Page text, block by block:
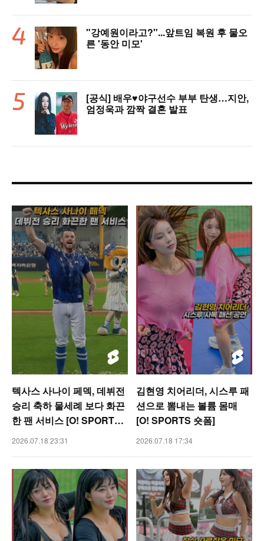
"강예원이라고?"...앞트임 복원 후 물오
른 '동안 미모'
[공식] 배우♥야구선수 부부 탄생…지안,
엄정욱과 깜짝 결혼 발표
텍사스 사나이 페덱, 데뷔전
승리 축하 물세례 보다 화끈
한 팬 서비스 [O! SPORTS
숏폼]
2026.07.18 23:31
김현영 치어리더, 시스루 패
션으로 뽐내는 볼륨 몸매
[O! SPORTS 숏폼]
2026.07.18 17:34